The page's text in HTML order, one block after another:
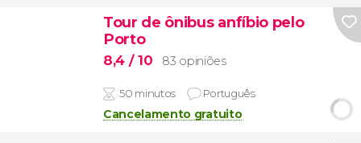
Tour de ônibus anfíbio pelo
Porto
8,4 / 10 83 opiniões
50 minutos Português
Cancelamento gratuito